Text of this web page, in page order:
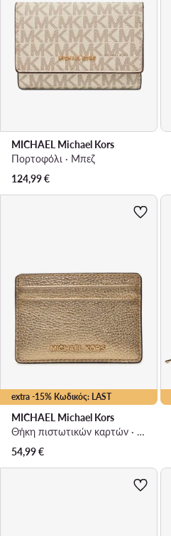
MICHAEL Michael Kors
Πορτοφόλι · Μπεζ
124,99€
extra -15% Κωδικός: LAST
MICHAEL Michael Kors
Θήκη πιστωτικών καρτών · Χρυσό
54,99€